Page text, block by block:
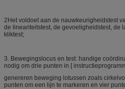
2Het voldoet aan de nauwkeurigheidstest
de lineariteitstest, de gevoeligheidstest, de
kliktest;
3. Bewegingslocus en test: handige
nodig om drie punten in [
genereren beweging lotussen zoals
punten om een lijn te markeren en vier